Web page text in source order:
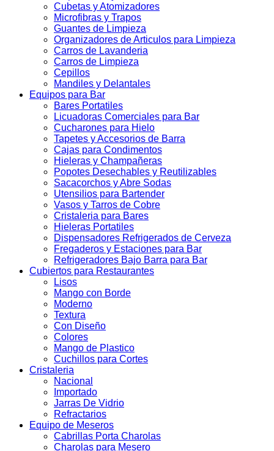
Cubetas y Atomizadores
Microfibras y Trapos
Guantes de Limpieza
Organizadores de Articulos para Limpieza
Carros de Lavanderia
Carros de Limpieza
Cepillos
Mandiles y Delantales
Equipos para Bar
Bares Portatiles
Licuadoras Comerciales para Bar
Cucharones para Hielo
Tapetes y Accesorios de Barra
Cajas para Condimentos
Hieleras y Champañeras
Popotes Desechables y Reutilizables
Sacacorchos y Abre Sodas
Utensilios para Bartender
Vasos y Tarros de Cobre
Cristaleria para Bares
Hieleras Portatiles
Dispensadores Refrigerados de Cerveza
Fregaderos y Estaciones para Bar
Refrigeradores Bajo Barra para Bar
Cubiertos para Restaurantes
Lisos
Mango con Borde
Moderno
Textura
Con Diseño
Colores
Mango de Plastico
Cuchillos para Cortes
Cristaleria
Nacional
Importado
Jarras De Vidrio
Refractarios
Equipo de Meseros
Cabrillas Porta Charolas
Charolas para Mesero